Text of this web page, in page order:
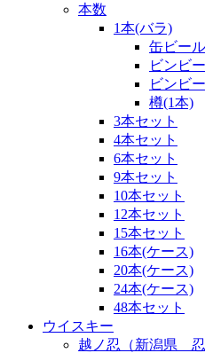
本数
1本(バラ)
缶ビー
ビンビ
ビンビ
樽(1本)
3本セット
4本セット
6本セット
9本セット
10本セット
12本セット
15本セット
16本(ケース)
20本(ケース)
24本(ケース)
48本セット
ウイスキー
越ノ忍（新潟県 忍